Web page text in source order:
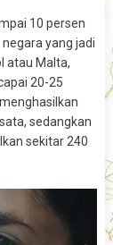
10 persen
yang jadi
atau Malta,
20-25
sedangkan
sekitar 240